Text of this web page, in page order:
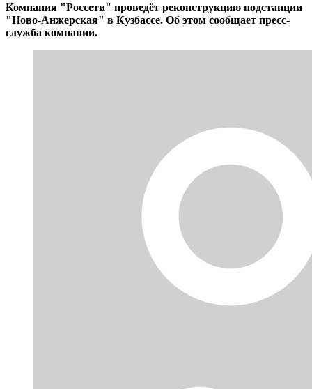
Компания "Россети" проведёт реконструкцию подстанции
"Ново-Анжерская" в Кузбассе. Об этом сообщает пресс-
служба компании.